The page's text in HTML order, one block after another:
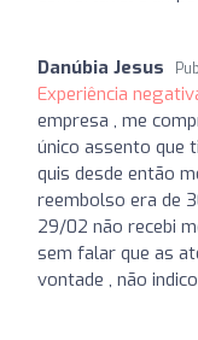
Danúbia Jesus
Experiência
empresa , me
único assento que
quis desde então
reembolso era de
29/02 não recebi
sem falar que as
vontade , não